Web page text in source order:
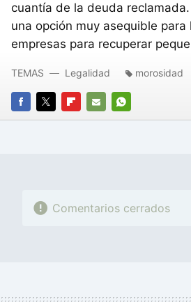
cuantía de la deuda
una opción muy asequible para
empresas para recuperar
FACEBOOK
TWITTERFLIPBOARD
E-
WHATSAPP
TEMAS Legalidad morosidad
Comentarios cerrados